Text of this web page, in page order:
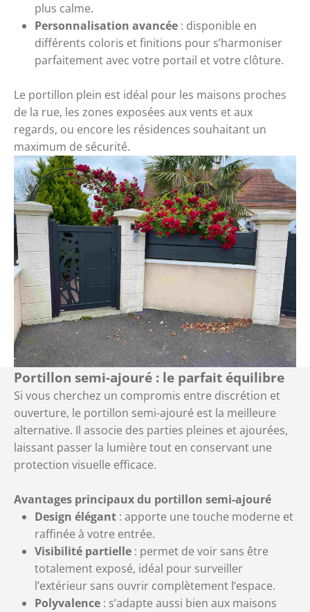
plus calme.
Personnalisation avancée : disponible en
différents coloris et finitions pour s’harmoniser
parfaitement avec votre portail et votre clôture.
Le portillon plein est idéal pour les maisons proches
de la rue, les zones exposées aux vents et aux
regards, ou encore les résidences souhaitant un
maximum de sécurité.
Portillon semi-ajouré : le parfait équilibre
Si vous cherchez un compromis entre discrétion et
ouverture, le portillon semi-ajouré est la meilleure
alternative. Il associe des parties pleines et ajourées,
laissant passer la lumière tout en conservant une
protection visuelle efficace.
Avantages principaux du portillon semi-ajouré
Design élégant : apporte une touche moderne et
raffinée à votre entrée.
Visibilité partielle : permet de voir sans être
totalement exposé, idéal pour surveiller
l’extérieur sans ouvrir complètement l’espace.
Polyvalence : s’adapte aussi bien aux maisons